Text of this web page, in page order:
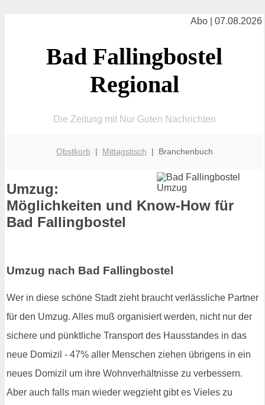
Abo | 07.08.2026
Bad Fallingbostel
Regional
Die Zeitung mit Nur Guten Nachrichten
Obstkorb | Mittagstisch | Branchenbuch
Umzug:
Möglichkeiten und Know-How für
Bad Fallingbostel
Umzug nach Bad Fallingbostel
Wer in diese schöne Stadt zieht braucht verlässliche Partner
für den Umzug. Alles muß organisiert werden, nicht nur der
sichere und pünktliche Transport des Hausstandes in das
neue Domizil - 47% aller Menschen ziehen übrigens in ein
neues Domizil um ihre Wohnverhältnisse zu verbessern.
Aber auch falls man wieder wegzieht gibt es Vieles zu